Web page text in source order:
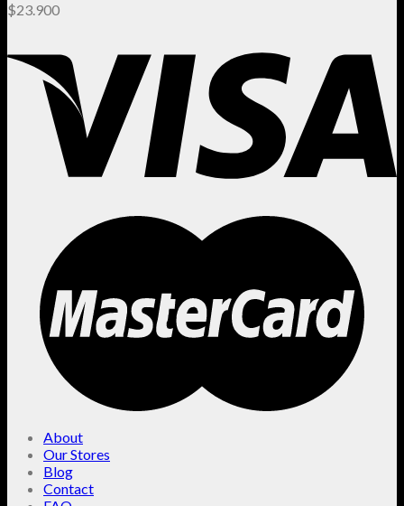
$23.900
About
Our Stores
Blog
Contact